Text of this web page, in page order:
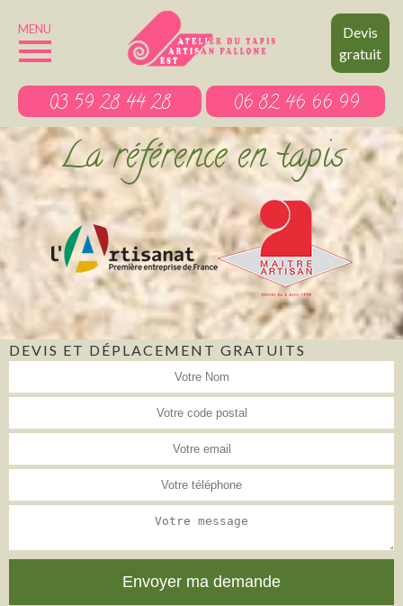
Devis
gratuit
MENU
03 59 28 44 28 06 82 46 66 99
La référence en tapis
DEVIS ET DÉPLACEMENT GRATUITS